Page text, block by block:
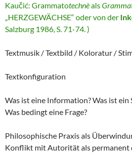
Kaučić: Grammatotechnèals
„HERZGEWÄCHSE“ oder von der
Salzburg 1986, S. 71-74. )
Textmusik / Textbild / Koloratur /
Textkonfiguration
Was ist eine Information? Was ist ein
Was bedingt eine Frage?
Philosophische Praxis als
Konflikt mit Autorität als permanent